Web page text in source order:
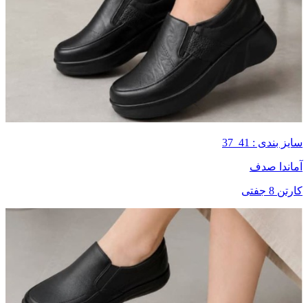
سایز بندی : 41_37
آماندا صدف
کارتن 8 جفتی